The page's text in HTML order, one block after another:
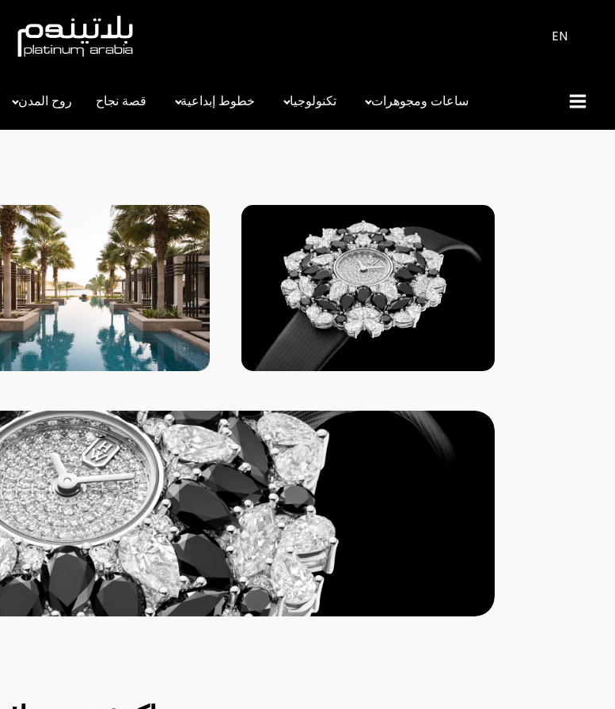
EN
ساعات ومجوهرات تكنولوجيا خطوط إبداعية قصة نجاح روح المدن